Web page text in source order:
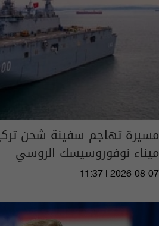
مسيرة تهاجم سفينة شحن
ميناء نوفوروسيسك الروسي
11:37 | 2026-08-07